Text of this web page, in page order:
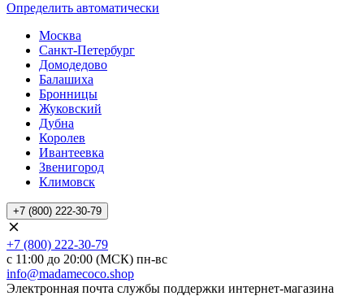
Определить автоматически
Москва
Санкт-Петербург
Домодедово
Балашиха
Бронницы
Жуковский
Дубна
Королев
Ивантеевка
Звенигород
Климовск
+7 (800) 222-30-79
+7 (800) 222-30-79
с 11:00 до 20:00 (МСК) пн-вс
info@madamecoco.shop
Электронная почта службы поддержки интернет-магазина